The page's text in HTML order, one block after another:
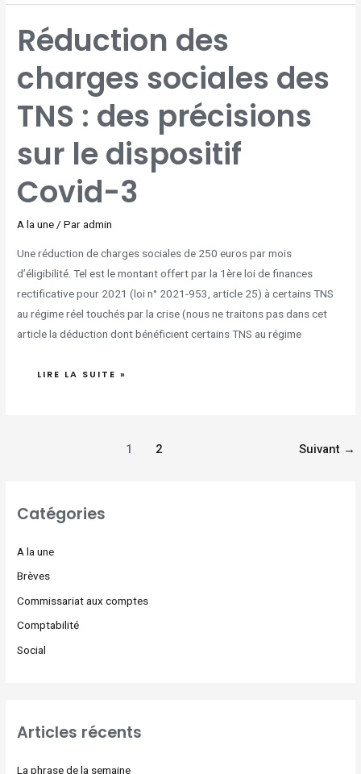
Réduction des
charges sociales des
TNS : des précisions
sur le dispositif
Covid-3
A la une / Paradmin
Une réduction de charges sociales de 250 euros par mois
d’éligibilité. Tel est le montant offert par la 1ère loi de finances
rectificative pour 2021 (loi n° 2021-953, article 25) à certains TNS
au régime réel touchés par la crise (nous ne traitons pas dans cet
article la déduction dont bénéficient certains TNS au régime
RÉDUCTION
DES
CHARGES
SOCIALES
TNS
DES
PRÉCISIONS
LE
DISPOSITIF
COVID-
3
LIRE LA SUITE »
1 2 Suivant →
Catégories
A la une
Brèves
Commissariat aux comptes
Comptabilité
Social
Articles récents
La phrase de la semaine